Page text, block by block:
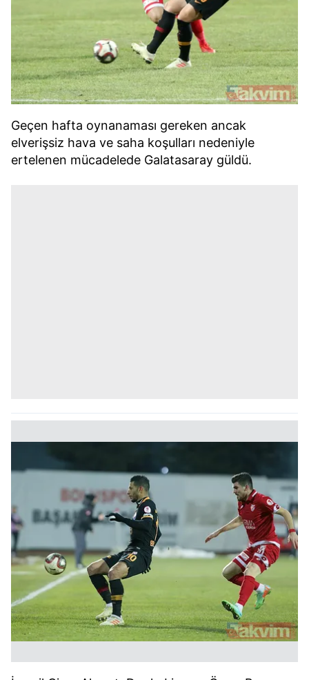
Geçen hafta oynanaması gereken ancak
elverişsiz hava ve saha koşulları nedeniyle
ertelenen mücadelede Galatasaray güldü.